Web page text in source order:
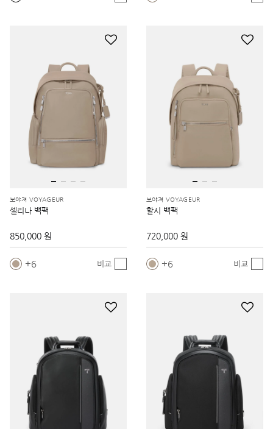
보야져 VOYAGEUR
셀리나 백팩
850,000 원
6 비교
보야져 VOYAGEUR
할시 백팩
720,000 원
6 비교